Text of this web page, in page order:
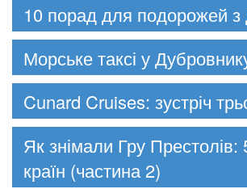
10 порад для подорожей з
Морське таксі у
Cunard Cruises: зустріч
Як знімали Гру Престолів:
країн (частина 2)